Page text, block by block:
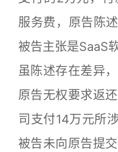
服务费，原告陈
被告主张是SaaS
虽陈述存在差异
原告无权要求返
司支付14万元所
被告未向原告提